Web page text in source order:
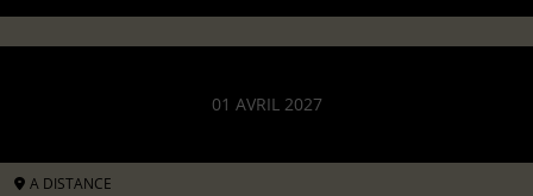
01 AVRIL 2027
A DISTANCE